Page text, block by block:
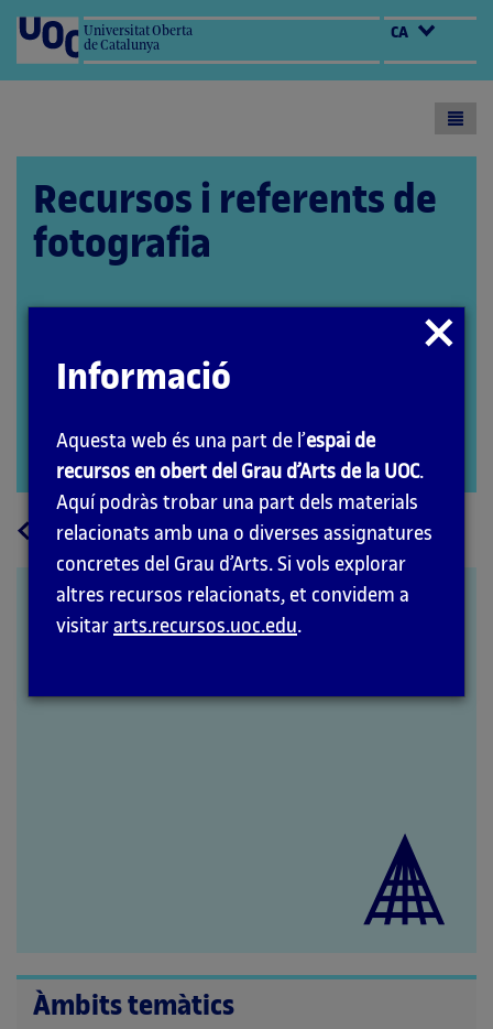
Universitat Oberta
de Catalunya
CA
Recursos i referents de
fotografia
L'encàrrec i la creació d'aquest material docent
Marín Amatller
PID_00276753
Tornara
la
pàgina
principal
Robert Adams
Àmbits temàtics
Tancar
modal
Informació
Aquesta web és una part de l’espai de
recursos en obert del Grau d’Arts de la UOC.
Aquí podràs trobar una part dels materials
relacionats amb una o diverses assignatures
concretes del Grau d’Arts. Si vols explorar
altres recursos relacionats, et convidem a
visitar arts.recursos.uoc.edu.